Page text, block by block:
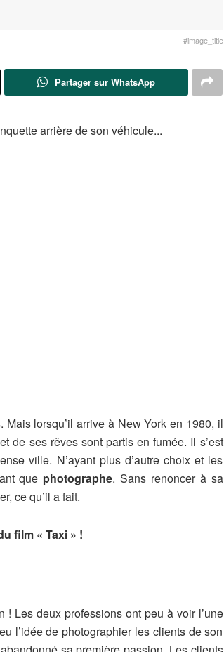
#image_title
Partager sur WhatsApp
lorsqu’il arrive à New York en 1980, il
de ses rêves sont partis en fumée. Il s’est
ville. N’ayant plus d’autre choix et les
que photographe. Sans renoncer à sa
ce qu’il a fait.
film « Taxi » !
! Les deux professions ont peu à voir l’une
l’idée de photographier les clients de son